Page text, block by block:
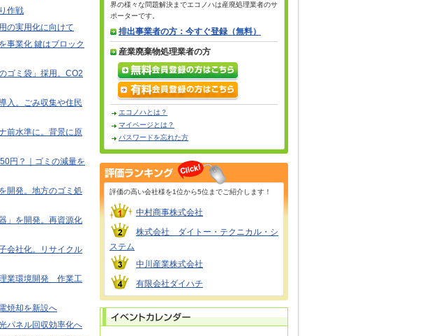
作戦
の実用化に向けて
事業化 鍵はブロック
ゴミ袋」採用。CO2
入。ごみ収集や住民
前水準に。背景に原
円？｜ゴミの減量を
開発。地方のゴミ処
」を開発。再資源化
会社化。リサイクル
理業環境開発 作業工
焼却を新設へ
パネル回収効率化へ
界の様々な問題解決までエコノハは産廃処理業者のサ
ポーターです。
排出事業者の方：今すぐ登録（無料）
産業廃棄物処理業者の方
エコノハとは？
マイページとは？
パスワードを忘れた方
評価の高い会社様を1位から5位までご紹介します！
中村商事株式会社
株式会社 ダイトー・テクニカル・シ
ステム
中川産業株式会社
有限会社ダイハチ